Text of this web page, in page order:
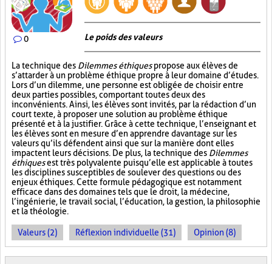
0 Le poids des valeurs
La technique des Dilemmes éthiquespropose aux élèves de
s’attarder à un problème éthique propre à leur domaine d’études.
Lors d’un dilemme, une personne est obligée de choisir entre
deux parties possibles, comportant toutes deux des
inconvénients. Ainsi, les élèves sont invités, par la rédaction d’un
court texte, à proposer une solution au problème éthique
présenté et à la justifier. Grâce à cette technique, l’enseignant et
les élèves sont en mesure d’en apprendre davantage sur les
valeurs qu’ils défendent ainsi que sur la manière dont elles
impactent leurs décisions. De plus, la technique des Dilemmes
éthiquesest très polyvalente puisqu’elle est applicable à toutes
les disciplines susceptibles de soulever des questions ou des
enjeux éthiques. Cette formule pédagogique est notamment
efficace dans des domaines tels que le droit, la médecine,
l’ingénierie, le travail social, l’éducation, la gestion, la philosophie
et la théologie.
Valeurs (2) Réflexion individuelle (31) Opinion (8)